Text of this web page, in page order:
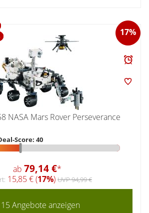
17%
NASA Mars Rover Perseverance
Score: 40
ab 79,14 €*
15,85 € (17%) UVP 94,99 €
Angebote anzeigen